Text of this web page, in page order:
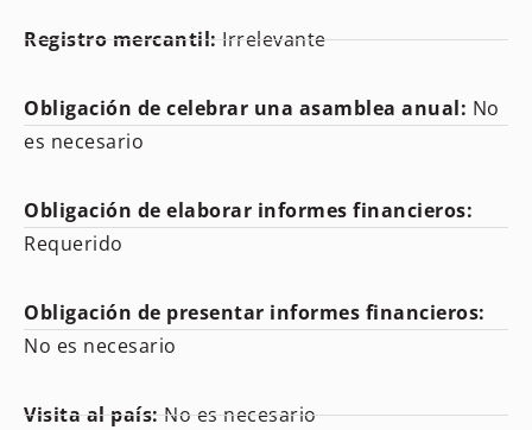
Registro mercantil:Irrelevante
Obligación de celebrar una asamblea anual: No
es necesario
Obligación de elaborar informes financieros:
Requerido
Obligación de presentar informes financieros:
No es necesario
Visita al país:No es necesario